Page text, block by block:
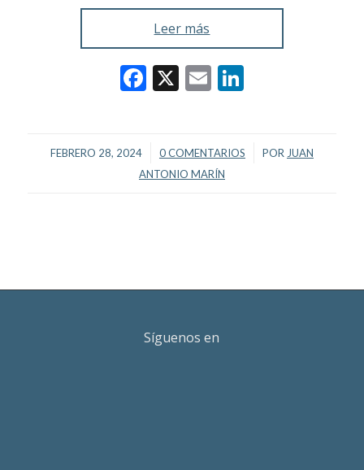
Leer más
Facebook
X EmailLinkedIn
FEBRERO 28, 2024
/ 0 COMENTARIOS
/ POR JUAN
ANTONIO MARÍN
Síguenos en